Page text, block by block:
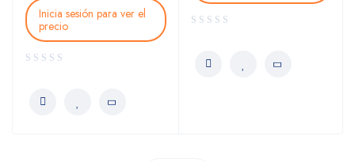
Inicia sesión para ver el
precio